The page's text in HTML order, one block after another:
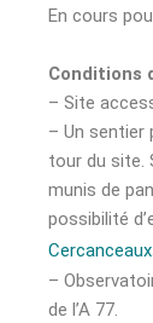
En cours
Conditions
– Site
– Un sentier
tour du site.
munis de
possibilité
Cercanceaux
–
de l’A 77.